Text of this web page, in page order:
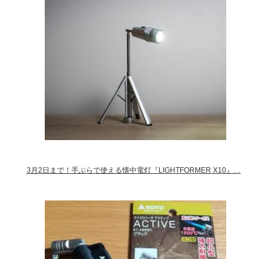
3月2日まで！手ぶらで使える懐中電灯『LIGHTFORMER X10』…